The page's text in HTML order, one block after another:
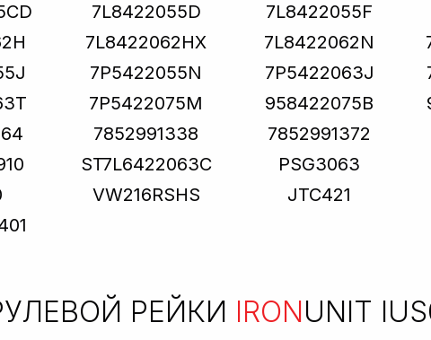
7L8422055D 7L8422055F
7L8422062HX 7L8422062N
7P5422055N 7P5422063J
7P5422075M 958422075B
7852991338 7852991372
ST7L6422063C PSG3063
VW216RSHS JTC421
РЕЙКИ IRONUNIT